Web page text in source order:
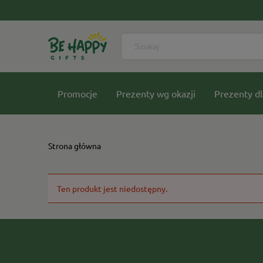
Promocje Prezenty wg okazji Prezenty
Strona główna
Ten produkt jest niedostępny.